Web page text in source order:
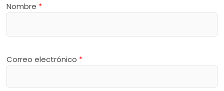
Nombre *
Correo electrónico *